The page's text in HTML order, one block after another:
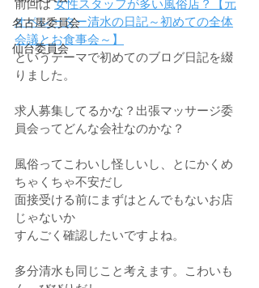
名古屋委員会
仙台委員会
前回は 女性スタッフが多い風俗店？【元
オペレーター清水の日記～初めての全体
会議とお食事会～】
というテーマで初めてのブログ日記を綴
りました。
求人募集してるかな？出張マッサージ委
員会ってどんな会社なのかな？
風俗ってこわいし怪しいし、とにかくめ
ちゃくちゃ不安だし
面接受ける前にまずはとんでもないお店
じゃないか
すんごく確認したいですよね。
多分清水も同じこと考えます。こわいも